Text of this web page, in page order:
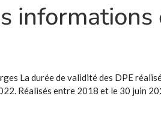
La durée de validité des DPE
Réalisés entre 2018 et le 30 juin